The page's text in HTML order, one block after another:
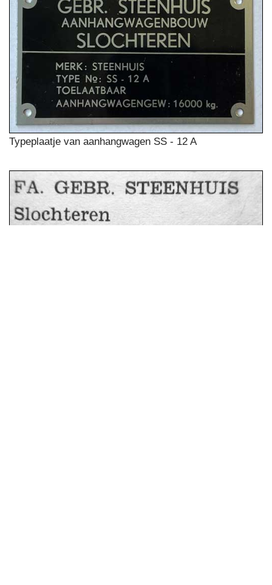
Typeplaatje van aanhangwagen SS - 12 A